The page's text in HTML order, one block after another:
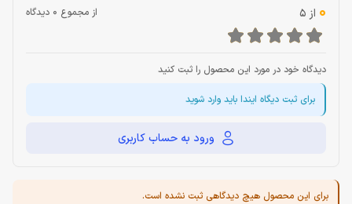
0 از 5 از مجموع 0 دیدگاه
دیدگاه خود در مورد این محصول را ثبت کنید
برای ثبت دیگاه ایندا باید وارد شوید
ورود به حساب کاربری
برای این محصول هیچ دیدگاهی ثبت نشده است.